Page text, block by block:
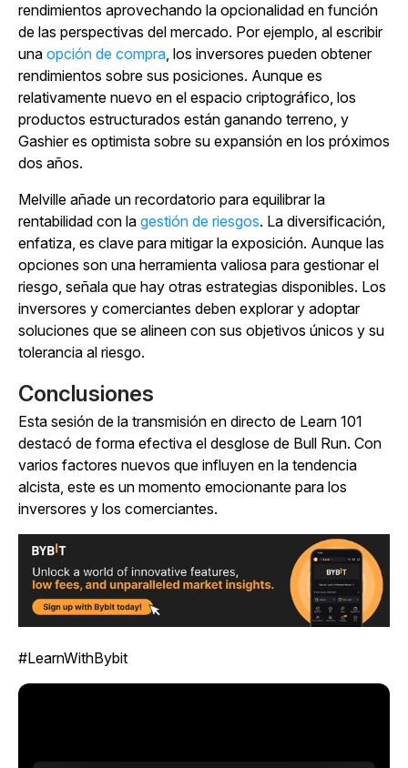
rendimientos aprovechando la opcionalidad en función
de las perspectivas del mercado. Por ejemplo, al escribir
una opción de compra, los inversores pueden obtener
rendimientos sobre sus posiciones. Aunque es
relativamente nuevo en el espacio criptográfico, los
productos estructurados están ganando terreno, y
Gashier es optimista sobre su expansión en los próximos
dos años.
Melville añade un recordatorio para equilibrar la
rentabilidad con la gestión de riesgos. La diversificación,
enfatiza, es clave para mitigar la exposición. Aunque las
opciones son una herramienta valiosa para gestionar el
riesgo, señala que hay otras estrategias disponibles. Los
inversores y comerciantes deben explorar y adoptar
soluciones que se alineen con sus objetivos únicos y su
tolerancia al riesgo.
Conclusiones
Esta sesión de la transmisión en directo de Learn 101
destacó de forma efectiva el desglose de Bull Run. Con
varios factores nuevos que influyen en la tendencia
alcista, este es un momento emocionante para los
inversores y los comerciantes.
#LearnWithBybit